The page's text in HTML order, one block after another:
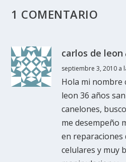
1 COMENTARIO
carlos de leon
septiembre 3, 2010 a
Hola mi nombre
leon 36 años
canelones,
me desempeño
en reparaciones
celulares y muy